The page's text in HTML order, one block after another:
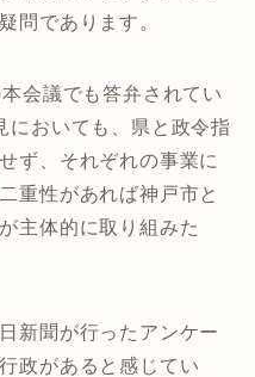
問であります。
会議でも答弁されてい
においても、県と政令指
ず、それぞれの事業に
重性があれば神戸市と
主体的に取り組みた
新聞が行ったアンケー
政があると感じてい